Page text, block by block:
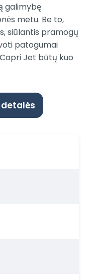
galimybę
metu. Be to,
siūlantis pramogų
patogumai
Jet būtų kuo